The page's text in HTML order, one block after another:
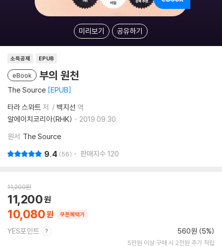
미리보기 공유하기
소득공제 EPUB
eBook 부의 원천
The Source EPUB
타라 스와트 저 백지선 역
알에이치코리아(RHK)
2019.09.30.
원서 The Source
9.4 56 판매지수 120
11,200원
10,080
11,200
쿠폰혜택가
YES포인트 560원 (5%)
5만원 이상 구매 시 2천원 추가 적립